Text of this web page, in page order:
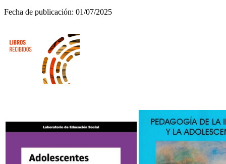
Fecha de publicación: 01/07/2025